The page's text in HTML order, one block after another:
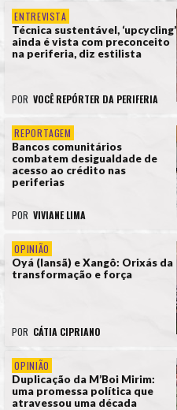
ENTREVISTA
Técnica sustentável, ‘upcycling’
ainda é vista com preconceito
na periferia, diz estilista
POR VOCÊ REPÓRTER DA PERIFERIA
REPORTAGEM
Bancos comunitários
combatem desigualdade de
acesso ao crédito nas
periferias
POR VIVIANE LIMA
OPINIÃO
Oyá (Iansã) e Xangô: Orixás da
transformação e força
POR CÁTIA CIPRIANO
OPINIÃO
Duplicação da M’Boi Mirim:
uma promessa política que
atravessou uma década